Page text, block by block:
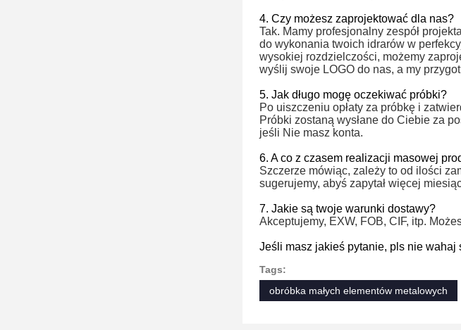
4. Czy możesz zaprojektować dla nas?
Tak. Mamy profesjonalny zespół
do wykonania twoich idrarów w
wysokiej rozdzielczości, możemy
wyślij swoje LOGO do nas, a my
5. Jak długo mogę oczekiwać próbki?
Po uiszczeniu opłaty za próbkę i
Próbki zostaną wysłane do Ciebie za
jeśli Nie masz konta.
6. A co z czasem realizacji masowej
Szczerze mówiąc, zależy to od ilości
sugerujemy, abyś zapytał więcej
7. Jakie są twoje warunki dostawy?
Akceptujemy, EXW, FOB, CIF, itp.
Jeśli masz jakieś pytanie, pls nie wahaj
Tags:
obróbka małych elementów metalowych